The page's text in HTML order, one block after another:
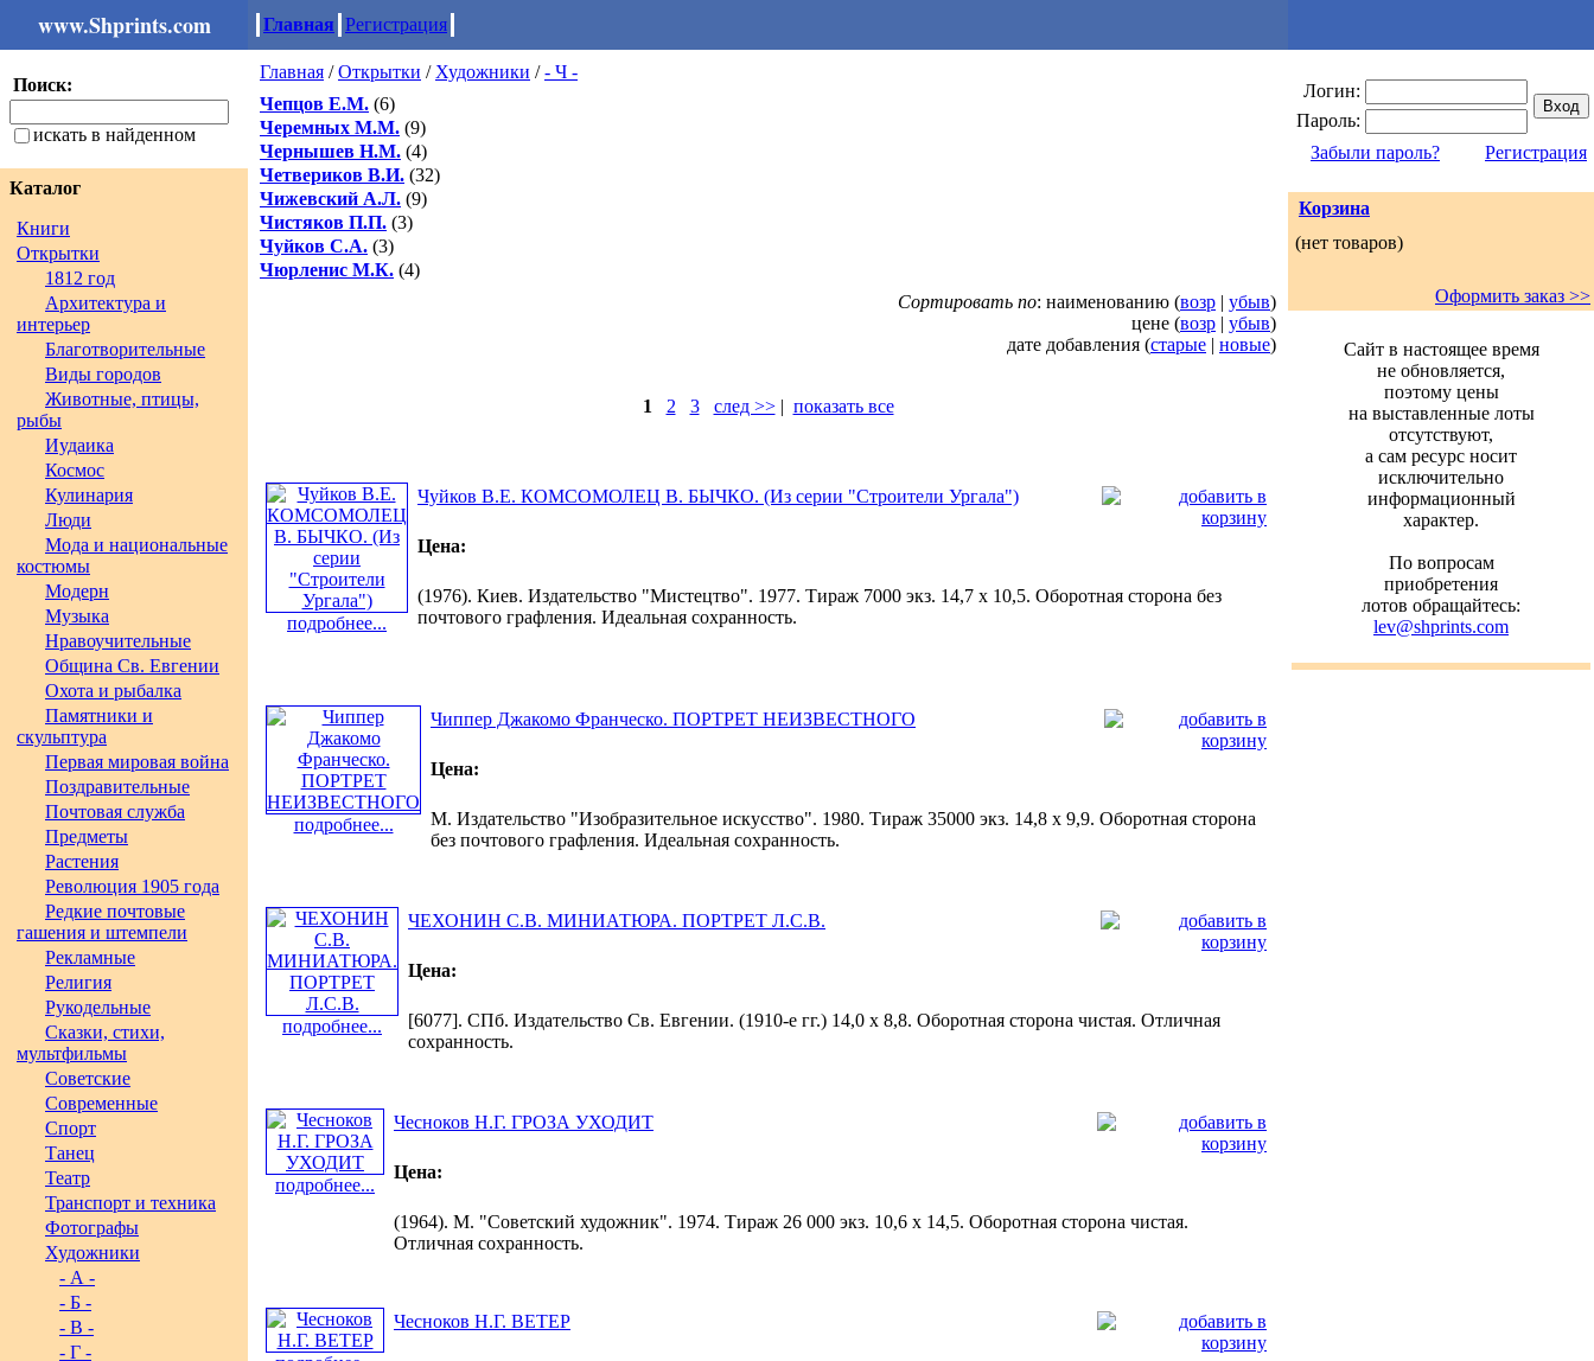
www.Shprints.com Главная Регистрация
Поиск:
искать в найденном
Каталог
Книги
Открытки
1812 год
Архитектура и
интерьер
Благотворительные
Виды городов
Животные, птицы,
рыбы
Иудаика
Космос
Кулинария
Люди
Мода и национальные
костюмы
Модерн
Музыка
Нравоучительные
Община Св. Евгении
Охота и рыбалка
Памятники и
скульптура
Первая мировая война
Поздравительные
Почтовая служба
Предметы
Растения
Революция 1905 года
Редкие почтовые
гашения и штемпели
Рекламные
Религия
Рукодельные
Сказки, стихи,
мультфильмы
Советские
Современные
Спорт
Танец
Театр
Транспорт и техника
Фотографы
Художники
- А -
- Б -
- В -
- Г -
Главная /Открытки / Художники /- Ч -
Чепцов Е.М. (6)
Черемных М.М. (9)
Чернышев Н.М. (4)
Четвериков В.И. (32)
Чижевский А.Л. (9)
Чистяков П.П. (3)
Чуйков С.А. (3)
Чюрленис М.К. (4)
Сортировать по: наименованию (возр | убыв)
цене (возр | убыв)
дате добавления (старые | новые)
1 2 3 след >>| показать все
подробнее...
Чуйков В.Е. КОМСОМОЛЕЦ В. БЫЧКО. (Из серии "Строители Ургала")
Цена:
(1976). Киев. Издательство "Мистецтво". 1977. Тираж 7000 экз. 14,7 х 10,5. Оборотная сторона без
почтового графления. Идеальная сохранность.
подробнее...
Чиппер Джакомо Франческо. ПОРТРЕТ НЕИЗВЕСТНОГО
Цена:
М. Издательство "Изобразительное искусство". 1980. Тираж 35000 экз. 14,8 х 9,9. Оборотная сторона
без почтового графления. Идеальная сохранность.
подробнее...
ЧЕХОНИН С.В. МИНИАТЮРА. ПОРТРЕТ Л.С.В.
Цена:
[6077]. СПб. Издательство Св. Евгении. (1910-е гг.) 14,0 х 8,8. Оборотная сторона чистая. Отличная
сохранность.
подробнее...
Чесноков Н.Г. ГРОЗА УХОДИТ
Цена:
(1964). М. "Советский художник". 1974. Тираж 26 000 экз. 10,6 х 14,5. Оборотная сторона чистая.
Отличная сохранность.
Чесноков Н.Г. ВЕТЕР
Логин:
Пароль:
Забыли пароль?
Регистрация
Корзина
(нет товаров)
Оформить заказ >>
Сайт в настоящее время
не обновляется,
поэтому цены
на выставленные лоты
отсутствуют,
а сам ресурс носит
исключительно
информационный
характер.
По вопросам
приобретения
лотов обращайтесь:
lev@shprints.com